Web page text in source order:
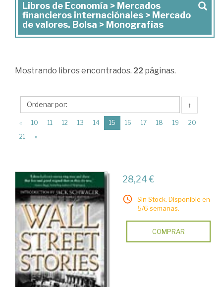
Libros
de
Economía
Mercados
internaciónales
>
Mercado
Bolsa
>
Monografías
Libros de Economía > Mercados
financieros internaciónales > Mercado
de valores. Bolsa > Monografías
Mostrando libros encontrados. 22 páginas.
↑
« 10 11 12 13 14 15 (current)
16 17 18 19
20
21
»
28,24 €
Sin Stock. Disponible en
5/6 semanas.
COMPRAR